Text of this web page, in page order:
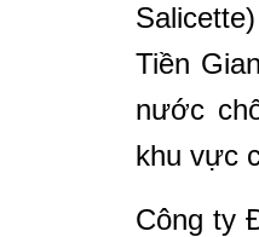
Tiền
nước
khu vực
Công ty